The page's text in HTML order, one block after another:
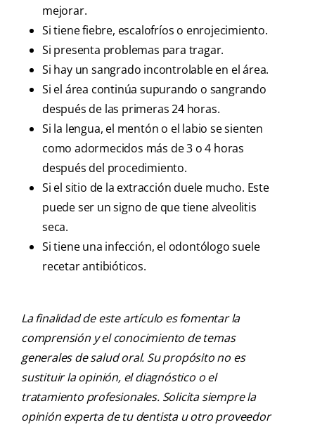
mejorar.
Si tiene fiebre, escalofríos o enrojecimiento.
Si presenta problemas para tragar.
Si hay un sangrado incontrolable en el área.
Si el área continúa supurando o sangrando
después de las primeras 24 horas.
Si la lengua, el mentón o el labio se sienten
como adormecidos más de 3 o 4 horas
después del procedimiento.
Si el sitio de la extracción duele mucho. Este
puede ser un signo de que tiene alveolitis
seca.
Si tiene una infección, el odontólogo suele
recetar antibióticos.
La finalidad de este artículo es fomentar la
comprensión y el conocimiento de temas
generales de salud oral. Su propósito no es
sustituir la opinión, el diagnóstico o el
tratamiento profesionales. Solicita siempre la
opinión experta de tu dentista u otro proveedor